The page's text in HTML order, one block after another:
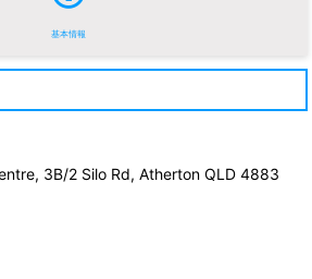
基本情報
3B/2 Silo Rd, Atherton QLD 4883